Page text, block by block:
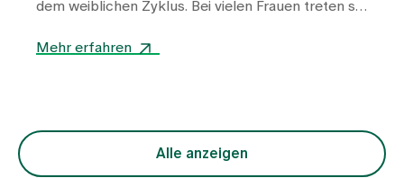
dem weiblichen Zyklus. Bei vielen Frauen treten sie
deutlich beeinträchtigen. In unserer TCM-Praxis
im Körper. Im Zentrum steht dabei die Frage,
warum der freie Fluss von Qi (Lebensenergie) und
Mehr erfahren
Alle anzeigen